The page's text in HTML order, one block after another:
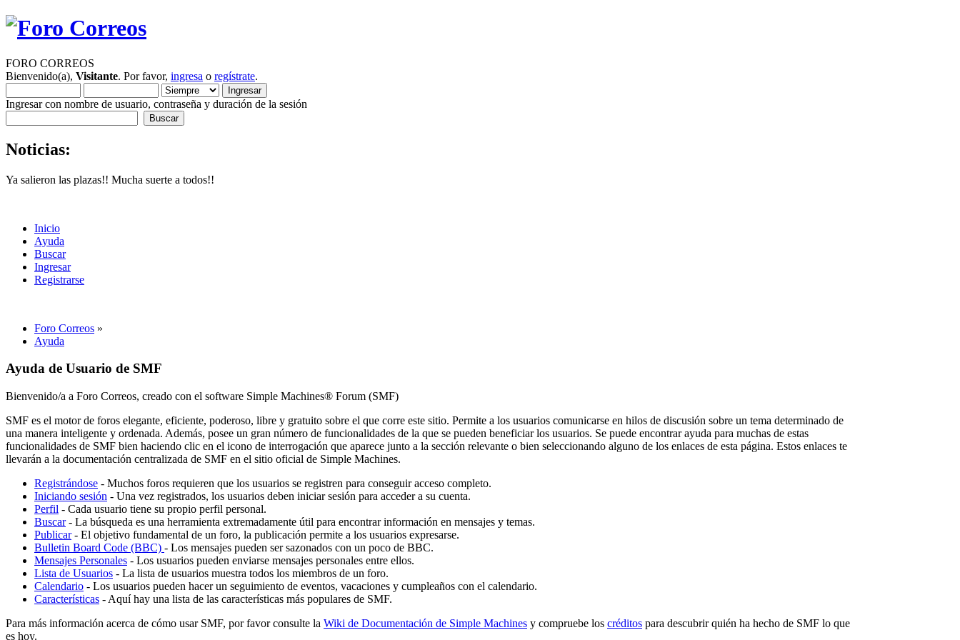
FORO CORREOS
Bienvenido(a), Visitante. Por favor, ingresa o regístrate.
Ingresar con nombre de usuario, contraseña y duración de la sesión
Noticias:
Ya salieron las plazas!! Mucha suerte a todos!!
Inicio
Ayuda
Buscar
Ingresar
Registrarse
Foro Correos »
Ayuda
Ayuda de Usuario de SMF
Bienvenido/a a Foro Correos, creado con el software Simple Machines® Forum (SMF)
SMF es el motor de foros elegante, eficiente, poderoso, libre y gratuito sobre el que corre este sitio. Permite a los usuarios comunicarse en hilos de discusión sobre un tema determinado de
una manera inteligente y ordenada. Además, posee un gran número de funcionalidades de la que se pueden beneficiar los usuarios. Se puede encontrar ayuda para muchas de estas
funcionalidades de SMF bien haciendo clic en el icono de interrogación que aparece junto a la sección relevante o bien seleccionando alguno de los enlaces de esta página. Estos enlaces te
llevarán a la documentación centralizada de SMF en el sitio oficial de Simple Machines.
Registrándose - Muchos foros requieren que los usuarios se registren para conseguir acceso completo.
Iniciando sesión - Una vez registrados, los usuarios deben iniciar sesión para acceder a su cuenta.
Perfil - Cada usuario tiene su propio perfil personal.
Buscar- La búsqueda es una herramienta extremadamente útil para encontrar información en mensajes y temas.
Publicar- El objetivo fundamental de un foro, la publicación permite a los usuarios expresarse.
Bulletin Board Code (BBC) - Los mensajes pueden ser sazonados con un poco de BBC.
Mensajes Personales - Los usuarios pueden enviarse mensajes personales entre ellos.
Lista de Usuarios - La lista de usuarios muestra todos los miembros de un foro.
Calendario - Los usuarios pueden hacer un seguimiento de eventos, vacaciones y cumpleaños con el calendario.
Características - Aquí hay una lista de las características más populares de SMF.
Para más información acerca de cómo usar SMF, por favor consulte la Wiki de Documentación de Simple Machines y compruebe los créditos para descubrir quién ha hecho de SMF lo que
es hoy.